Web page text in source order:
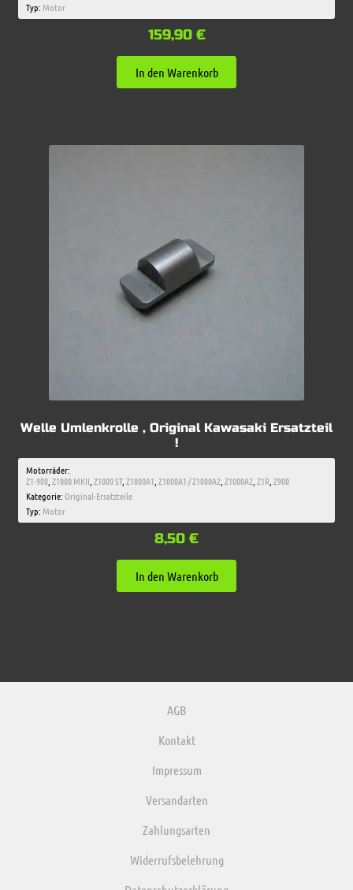
Typ: Motor
159,90 €
In den Warenkorb
Welle Umlenkrolle , Original Kawasaki Ersatzteil
!
Motorräder:
Z1-900,Z1000 MKII,Z1000 ST,Z1000A1,Z1000A1 / Z1000A2,Z1000A2,Z1R,Z900
Kategorie:Original-Ersatzteile
Typ: Motor
8,50 €
In den Warenkorb
AGB
Kontakt
Impressum
Versandarten
Zahlungsarten
Widerrufsbelehrung